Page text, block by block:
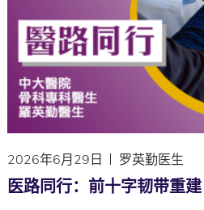
2026年6月29日 罗英勤医生
医路同行：前十字韧带重